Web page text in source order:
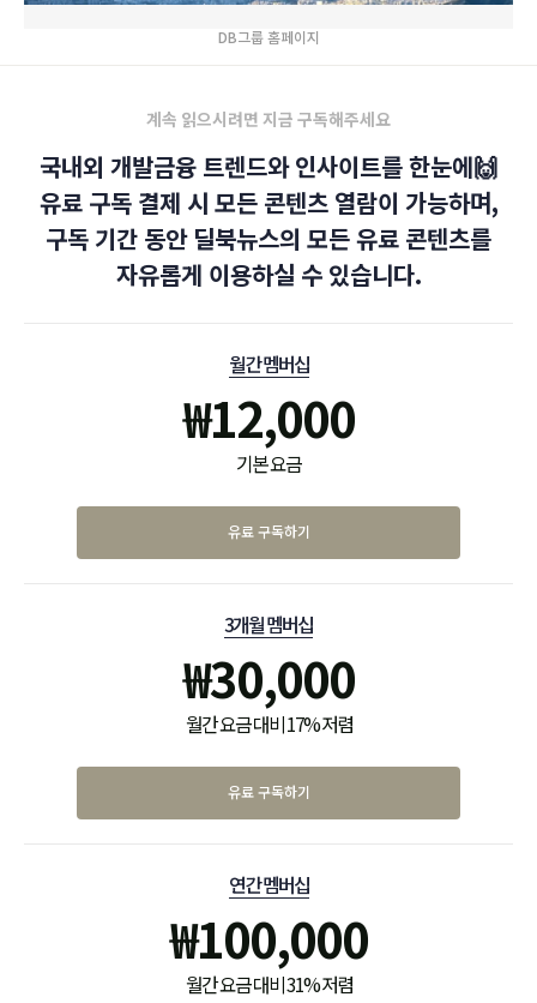
DB그룹 홈페이지
계속 읽으시려면 지금 구독해주세요
국내외 개발금융 트렌드와 인사이트를 한눈에🙌
유료 구독 결제 시 모든 콘텐츠 열람이 가능하며,
구독 기간 동안 딜북뉴스의 모든 유료 콘텐츠를
자유롭게 이용하실 수 있습니다.
월간 멤버십
₩12,000
기본 요금
유료 구독하기
3개월 멤버십
₩30,000
월간 요금 대비 17% 저렴
유료 구독하기
연간 멤버십
₩100,000
월간 요금 대비 31% 저렴